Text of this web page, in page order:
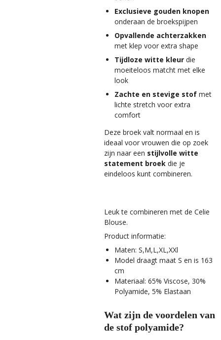
Exclusieve gouden knopen
onderaan de broekspijpen
Opvallende achterzakken
met klep voor extra shape
Tijdloze witte kleur die
moeiteloos matcht met elke
look
Zachte en stevige stof met
lichte stretch voor extra
comfort
Deze broek valt normaal en is
ideaal voor vrouwen die op zoek
zijn naar een stijlvolle witte
statement broek die je
eindeloos kunt combineren.
Leuk te combineren met de Celie
Blouse.
Product informatie:
Maten: S,M,L,XL,XXl
Model draagt maat S en is 163
cm
Materiaal: 65% Viscose, 30%
Polyamide, 5% Elastaan
Wat zijn de voordelen van
de stof polyamide?